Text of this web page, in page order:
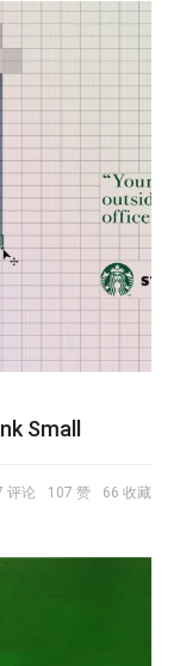
Small
评论 107 赞 66 收藏